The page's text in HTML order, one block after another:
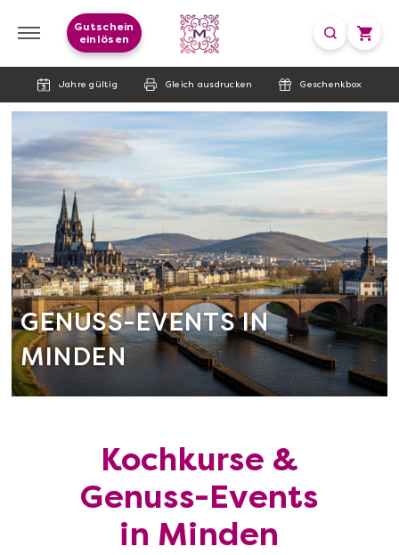
Jahre gültig Gleich ausdrucken Geschenkbox
Gutschein
einlösen
GENUSS-EVENTS IN
MINDEN
Kochkurse &
Genuss-Events
in Minden